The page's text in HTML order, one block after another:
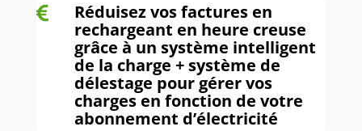

Réduisez vos factures en
rechargeant en heure creuse
grâce à un système intelligent
de la charge + système de
délestage pour gérer vos
charges en fonction de votre
abonnement d’électricité